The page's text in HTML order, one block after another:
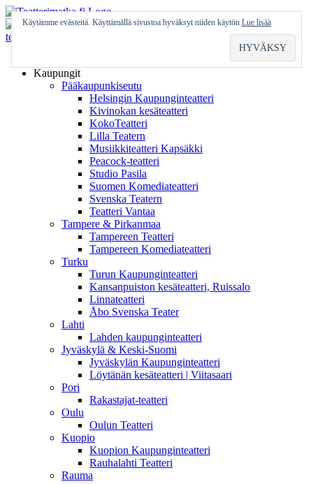
Skip
to
content
Kaupungit
Pääkaupunkiseutu
Helsingin Kaupunginteatteri
Kivinokan kesäteatteri
KokoTeatteri
Lilla Teatern
Musiikkiteatteri Kapsäkki
Peacock-teatteri
Studio Pasila
Suomen Komediateatteri
Svenska Teatern
Teatteri Vantaa
Tampere & Pirkanmaa
Tampereen Teatteri
Tampereen Komediateatteri
Turku
Turun Kaupunginteatteri
Kansanpuiston kesäteatteri, Ruissalo
Linnateatteri
Åbo Svenska Teater
Lahti
Lahden kaupunginteatteri
Jyväskylä & Keski-Suomi
Jyväskylän Kaupunginteatteri
Löytänän kesäteatteri | Viitasaari
Pori
Rakastajat-teatteri
Oulu
Oulun Teatteri
Kuopio
Kuopion Kaupunginteatteri
Rauhalahti Teatteri
Rauma
Käytämme evästeitä. Käyttämällä sivustoa hyväksyt niiden käytön Lue lisää